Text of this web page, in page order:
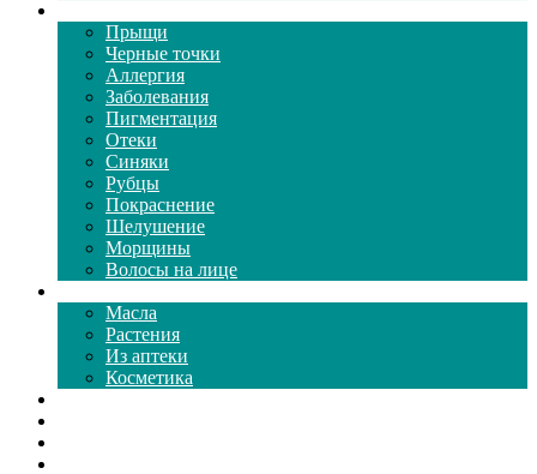
Прыщи
Черные точки
Аллергия
Заболевания
Пигментация
Отеки
Синяки
Рубцы
Покраснение
Шелушение
Морщины
Волосы на лице
Масла
Растения
Из аптеки
Косметика